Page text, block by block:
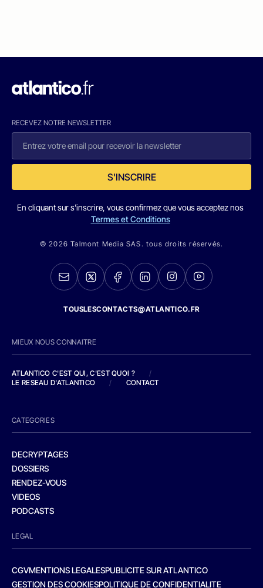
RECEVEZ NOTRE NEWSLETTER
S'INSCRIRE
En cliquant sur s'inscrire, vous confirmez que vous acceptez nos
Termes et Conditions
© 2026 Talmont Media SAS. tous droits réservés.
TOUSLESCONTACTS@ATLANTICO.FR
MIEUX NOUS CONNAITRE
ATLANTICO C'EST QUI, C'EST QUOI ?
/
LE RESEAU D'ATLANTICO
/ CONTACT
CATEGORIES
DECRYPTAGES
DOSSIERS
RENDEZ-VOUS
VIDEOS
PODCASTS
LEGAL
CGVMENTIONS LEGALESPUBLICITE SUR ATLANTICO
GESTION DES COOKIESPOLITIQUE DE CONFIDENTIALITE